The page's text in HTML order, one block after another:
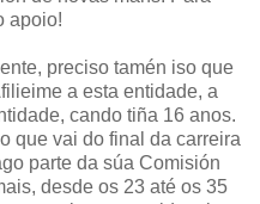
apoio!
preciso tamén iso que
a esta entidade, a
cando tiña 16 anos.
que vai do final da carreira
parte da súa Comisión
desde os 23 até os 35